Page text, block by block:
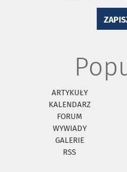
ARTYKUŁY
KALENDARZ
FORUM
WYWIADY
GALERIE
RSS